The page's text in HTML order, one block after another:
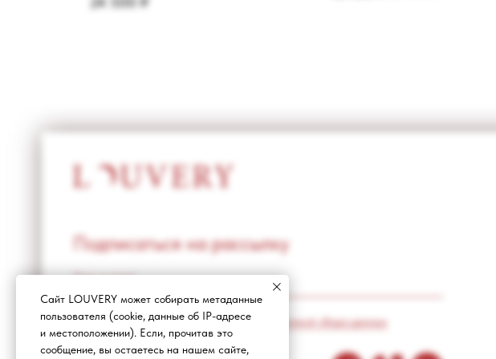
Сайт LOUVERY может собирать метаданные
пользователя (cookie, данные об IP-адресе
и местоположении). Если, прочитав это
сообщение, вы остаетесь на нашем сайте,
Я ознакомлен(а) и я соглашаюсь с политикой сбора данных
Подписаться на рассылку